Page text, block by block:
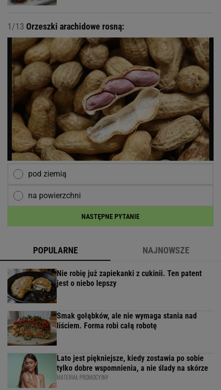
1/13 Orzeszki arachidowe rosną:
pod ziemią
na powierzchni
NASTĘPNE PYTANIE
POPULARNE NAJNOWSZE
Nie robię już zapiekanki z cukinii. Ten patent
jest o niebo lepszy
Smak gołąbków, ale nie wymaga stania nad
liściem. Forma robi całą robotę
Lato jest piękniejsze, kiedy zostawia po sobie
tylko dobre wspomnienia, a nie ślady na skórze
MATERIAŁ PROMOCYJNY